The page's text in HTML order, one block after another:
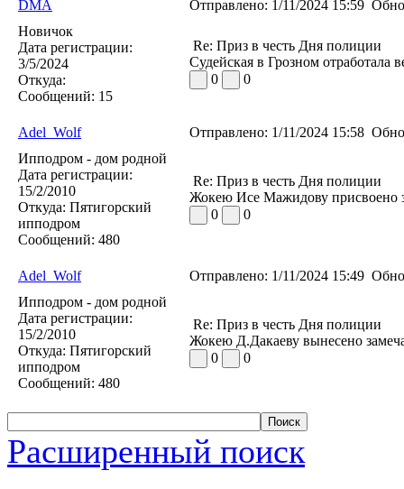
DMA Отправлено: 1/11/2024 15:59
Новичок
Дата регистрации:
3/5/2024
Откуда:
Сообщений: 15
Re: Приз в честь Дня полиции
Судейская в Грозном отработала
0
0
Adel_Wolf Отправлено: 1/11/2024 15:58
Ипподром - дом родной
Дата регистрации:
15/2/2010
Откуда: Пятигорский
ипподром
Сообщений: 480
Re: Приз в честь Дня полиции
Жокею Исе Мажидову присвоено
0
0
Adel_Wolf Отправлено: 1/11/2024 15:49
Ипподром - дом родной
Дата регистрации:
15/2/2010
Откуда: Пятигорский
ипподром
Сообщений: 480
Re: Приз в честь Дня полиции
Жокею Д.Дакаеву вынесено
0
0
Расширенный поиск